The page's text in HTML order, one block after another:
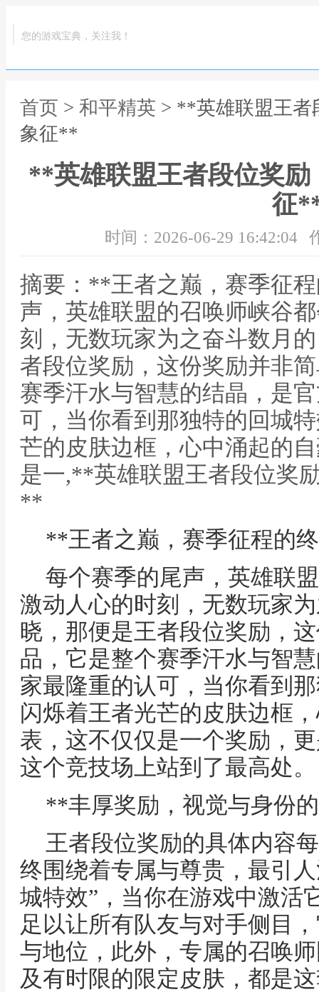
您的游戏宝典，关注我！
首页 > 和平精英 > **英雄联盟王者
象征**
**英雄联盟王者段位奖
征
时间：2026-06-29 16:42:04
摘要：**王者之巅，赛季征
声，英雄联盟的召唤师峡谷
刻，无数玩家为之奋斗数月
者段位奖励，这份奖励并非
赛季汗水与智慧的结晶，是
可，当你看到那独特的回城
芒的皮肤边框，心中涌起的
是一,**英雄联盟王者段位奖
**
**王者之巅，赛季征程的
每个赛季的尾声，英雄联
激动人心的时刻，无数玩家
晓，那便是王者段位奖励，
品，它是整个赛季汗水与智
家最隆重的认可，当你看到
闪烁着王者光芒的皮肤边框
表，这不仅仅是一个奖励，
这个竞技场上站到了最高处。
**丰厚奖励，视觉与身份
王者段位奖励的具体内容
终围绕着专属与尊贵，最引
城特效”，当你在游戏中激活
足以让所有队友与对手侧目
与地位，此外，专属的召唤
及有时限的限定皮肤，都是